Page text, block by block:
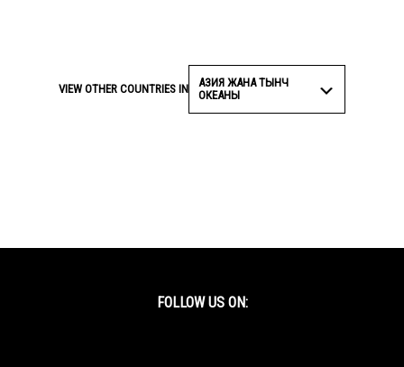
VIEW OTHER COUNTRIES IN
АЗИЯ ЖАНА ТЫНЧ
ОКЕАНЫ
FOLLOW US ON: